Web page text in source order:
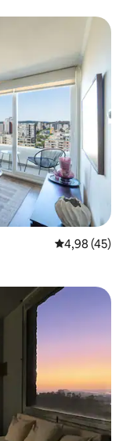
Gemiddelde
4,98 (45)